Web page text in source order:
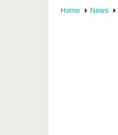
Home News